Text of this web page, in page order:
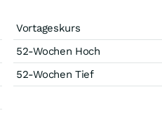
Vortageskurs
52-Wochen Hoch
52-Wochen Tief